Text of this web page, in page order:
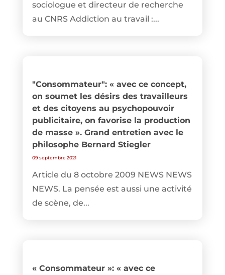
sociologue et directeur de recherche
au CNRS Addiction au travail :...
"Consommateur": « avec ce concept,
on soumet les désirs des travailleurs
et des citoyens au psychopouvoir
publicitaire, on favorise la production
de masse ». Grand entretien avec le
philosophe Bernard Stiegler
09 septembre 2021
Article du 8 octobre 2009 NEWS NEWS
NEWS. La pensée est aussi une activité
de scène, de...
« Consommateur »: « avec ce